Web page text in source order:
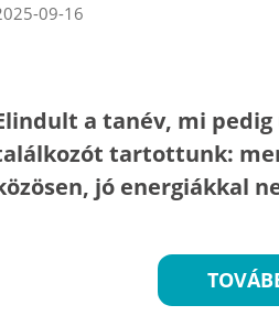
09-16
a tanév, mi
tartottunk:
jó energiákkal